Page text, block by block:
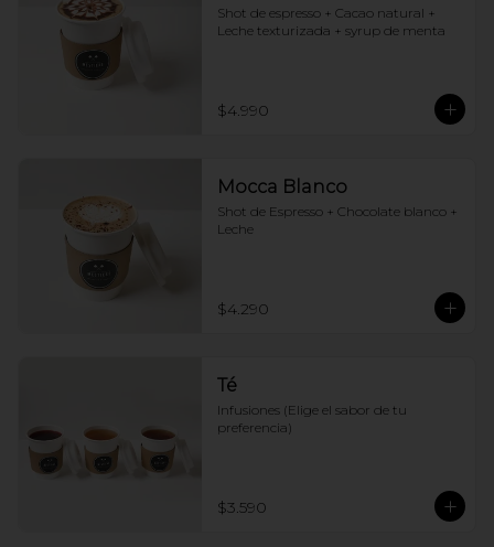
Shot de espresso + Cacao natural +
Leche texturizada + syrup de menta
$4.990
Mocca Blanco
Shot de Espresso + Chocolate blanco +
Leche
$4.290
Té
Infusiones (Elige el sabor de tu
preferencia)
$3.590